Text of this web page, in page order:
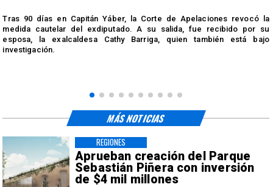
Tras 90 días en Capitán Yáber, la Corte de Apelaciones revocó la
medida cautelar del exdiputado. A su salida, fue recibido por su
esposa, la exalcaldesa Cathy Barriga, quien también está bajo
investigación.
Aprueban creación del Parque
Sebastián Piñera con inversión
de $4 mil millones
REGIONES
MÁS NOTICIAS